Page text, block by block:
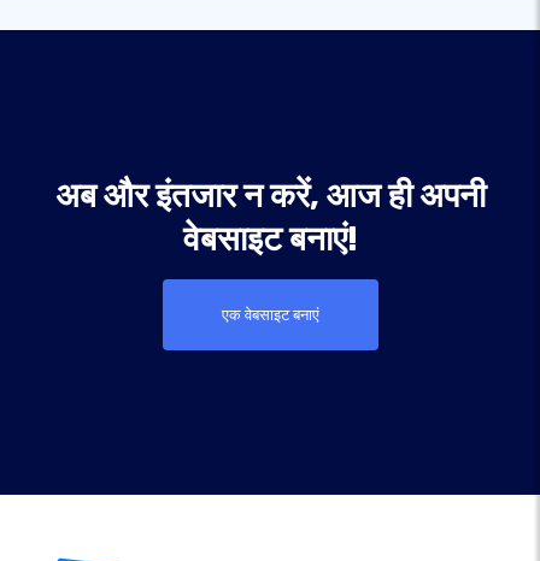
अब और इंतजार न करें, आज ही अपनी
वेबसाइट बनाएं!
एक वेबसाइट बनाएं